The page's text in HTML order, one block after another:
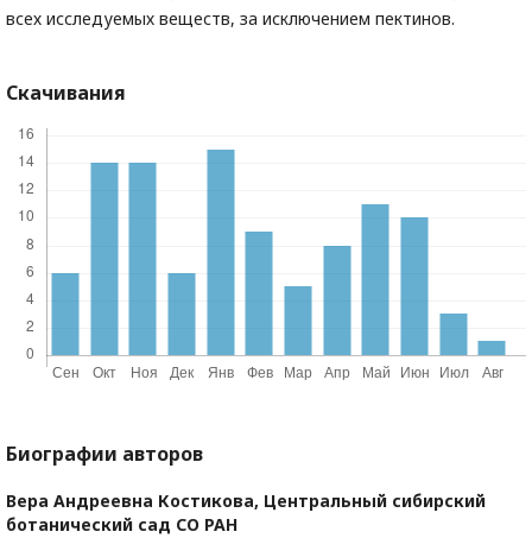
всех исследуемых веществ, за исключением пектинов.
Скачивания
Биографии авторов
Вера Андреевна Костикова, Центральный сибирский
ботанический сад СО РАН